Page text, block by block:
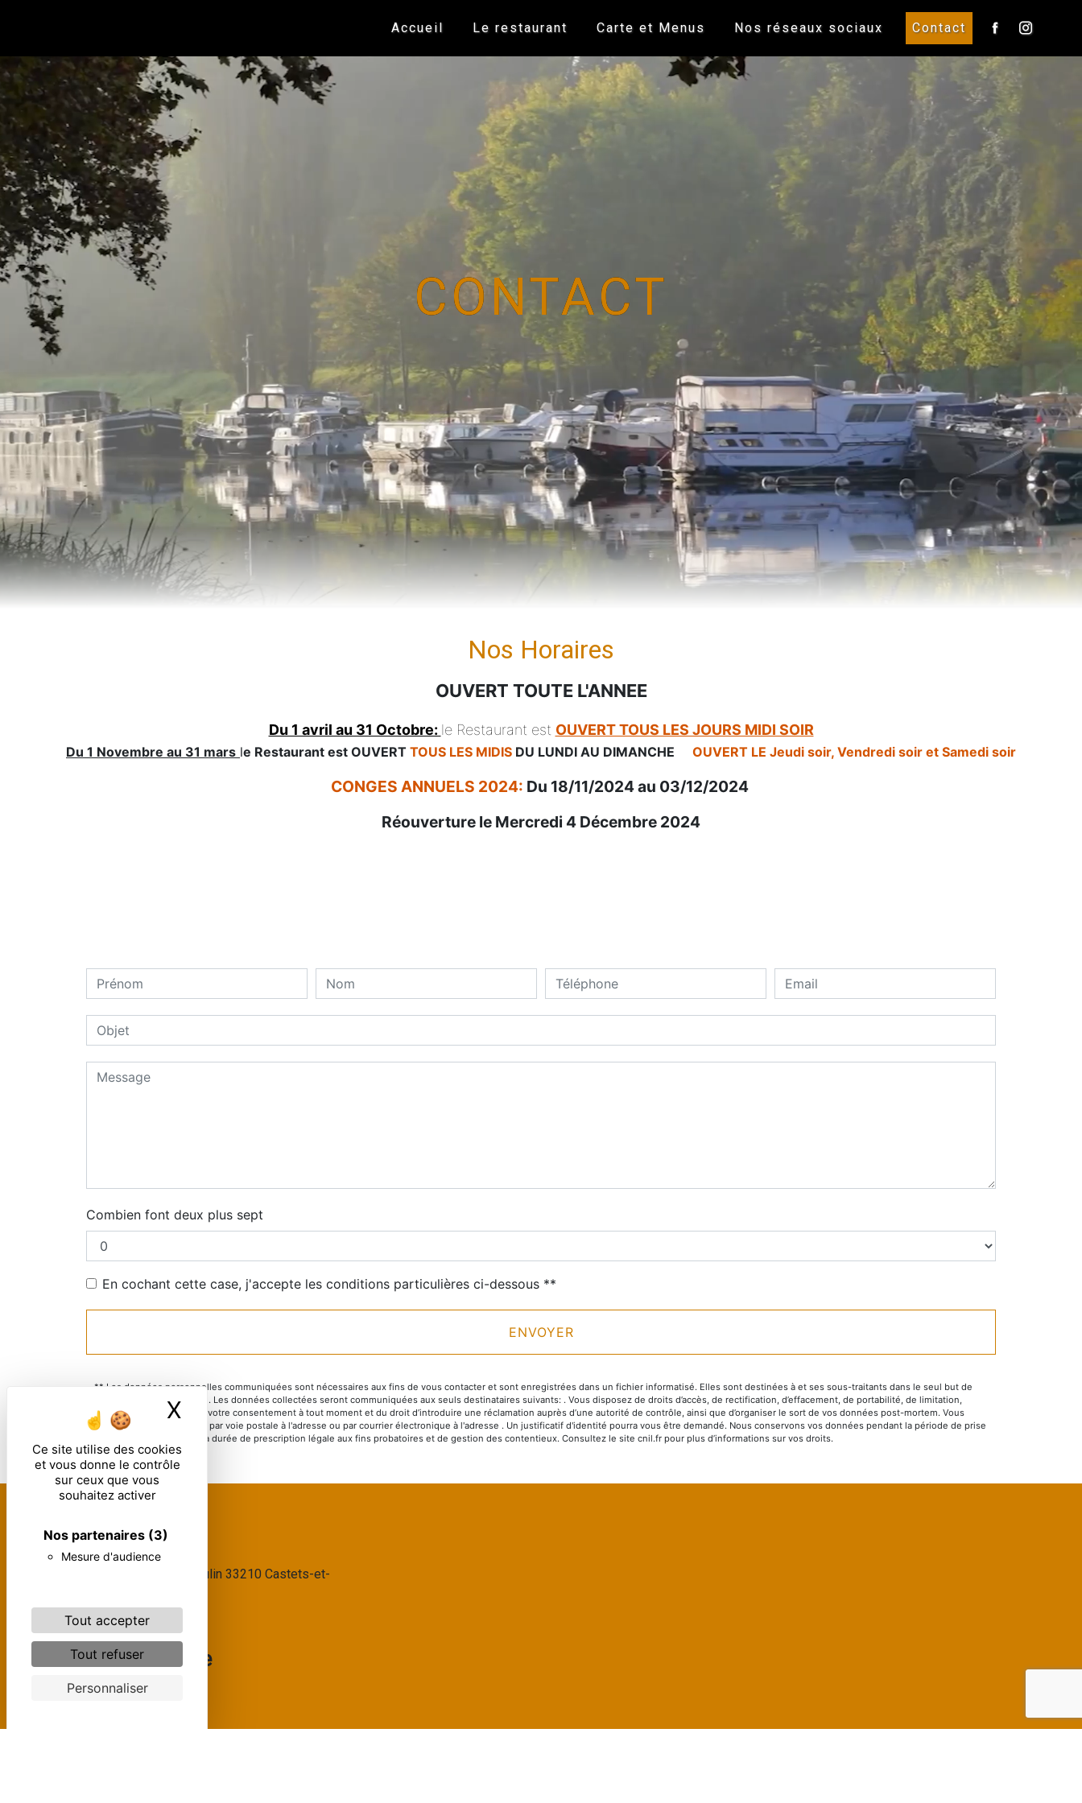
Ce site utilise des cookies
et vous donne le contrôle
sur ceux que vous
souhaitez activer
Nos partenaires (3)
Mesure d'audience
Tout accepter
Tout refuser
Personnaliser
X Masquer le bandeau des cookies
Accueil Le restaurant Carte et Menus Nos réseaux sociaux Contact
CONTACT
Nos Horaires
OUVERT TOUTE L'ANNEE
Du 1 avril au 31 Octobre: le Restaurant est OUVERT TOUS LES JOURS MIDI SOIR
Du 1 Novembre au 31 mars le Restaurant est OUVERT TOUS LES MIDIS DU LUNDI AU DIMANCHE OUVERT LE Jeudi soir, Vendredi soir et Samedi soir
CONGES ANNUELS 2024: Du 18/11/2024 au 03/12/2024
Réouverture le Mercredi 4 Décembre 2024
Combien font deux plus sept
En cochant cette case, j'accepte les conditions particulières ci-dessous **
ENVOYER
** Les données personnelles communiquées sont nécessaires aux fins de vous contacter et sont enregistrées dans un fichier informatisé. Elles sont destinées à et ses sous-traitants dans le seul but de
répondre à votre message. Les données collectées seront communiquées aux seuls destinataires suivants: . Vous disposez de droits d’accès, de rectification, d’effacement, de portabilité, de limitation,
d’opposition, de retrait de votre consentement à tout moment et du droit d’introduire une réclamation auprès d’une autorité de contrôle, ainsi que d’organiser le sort de vos données post-mortem. Vous
pouvez exercer ces droits par voie postale à l'adresse ou par courrier électronique à l'adresse . Un justificatif d'identité pourra vous être demandé. Nous conservons vos données pendant la période de prise
de contact puis pendant la durée de prescription légale aux fins probatoires et de gestion des contentieux. Consultez le site cnil.fr pour plus d’informations sur vos droits.
Adresse
709 route du moulin 33210 Castets-et-
Téléphone
05 56 62 11 03